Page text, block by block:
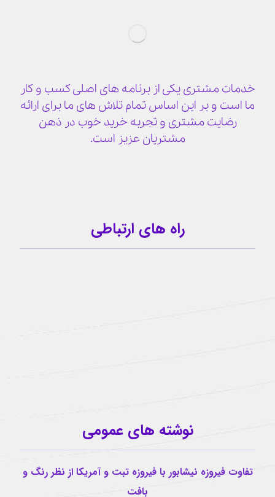
خدمات مشتری یکی از برنامه های اصلی کسب و کار
ما است و بر این اساس تمام تلاش های ما برای ارائه
رضایت مشتری و تجربه خرید خوب در ذهن
مشتریان عزیز است.
راه های ارتباطی
نوشته های عمومی
تفاوت فیروزه نیشابور با فیروزه تبت و آمریکا از نظر رنگ و
بافت